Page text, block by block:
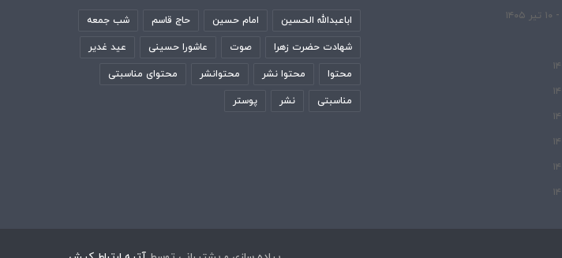
۱۰ تیر ۱۴۰۵ اباعبدالله الحسین امام حسین حاج قاسم شب جمعه
شهادت حضرت زهرا صوت عاشورا حسینی عید غدیر
محتوا محتوا نشر محتوانشر محتوای مناسبتی
مناسبتی نشر پوستر